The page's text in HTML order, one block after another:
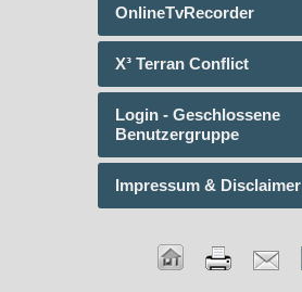
OnlineTvRecorder
X³ Terran Conflict
Login - Geschlossene
Benutzergruppe
Impressum & Disclaimer